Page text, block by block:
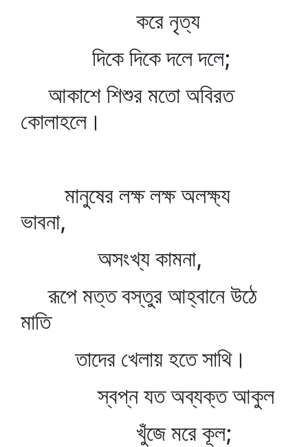
করে নৃত্য
দিকে দিকে দলে দলে;
আকাশে শিশুর মতো অবিরত
কোলাহলে।
মানুষের লক্ষ লক্ষ অলক্ষ্য
ভাবনা,
অসংখ্য কামনা,
রূপে মত্ত বস্তুর আহ্বানে উঠে
মাতি
তাদের খেলায় হতে সাথি।
স্বপ্ন যত অব্যক্ত আকুল
খুঁজে মরে কূল;